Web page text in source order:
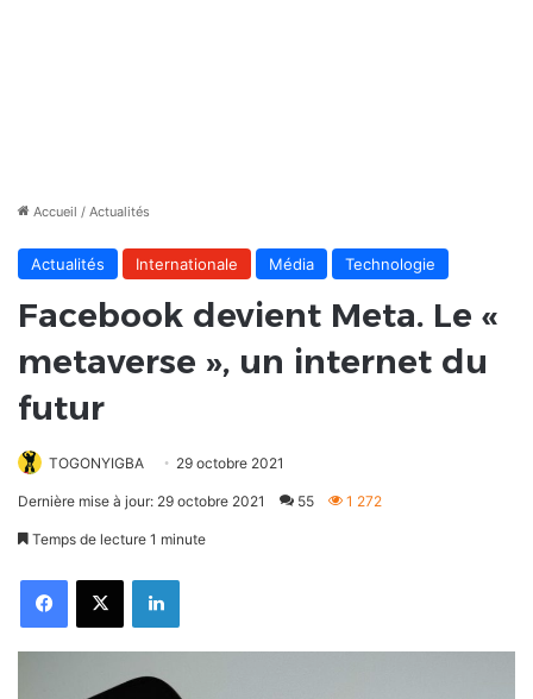
Accueil / Actualités
Actualités Internationale Média Technologie
Facebook devient Meta. Le «
metaverse », un internet du
futur
TOGONYIGBA 29 octobre 2021
Dernière mise à jour: 29 octobre 2021 55 1 272
Temps de lecture 1 minute
FacebookX Linkedin